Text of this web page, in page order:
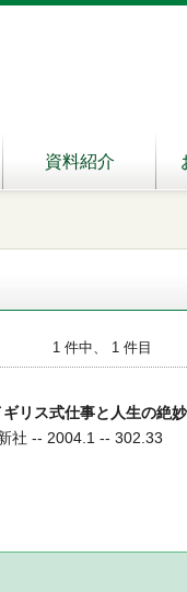
資料紹介
1 件中、 1 件目
リス式仕事と人生の絶
社 -- 2004.1 -- 302.33